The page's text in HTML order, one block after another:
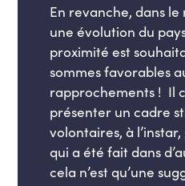
En revanche, dans le
une évolution du
proximité est
sommes favorables
rapprochements ! Il
présenter un cadre
volontaires, à
qui a été fait dans
cela n’est qu’une